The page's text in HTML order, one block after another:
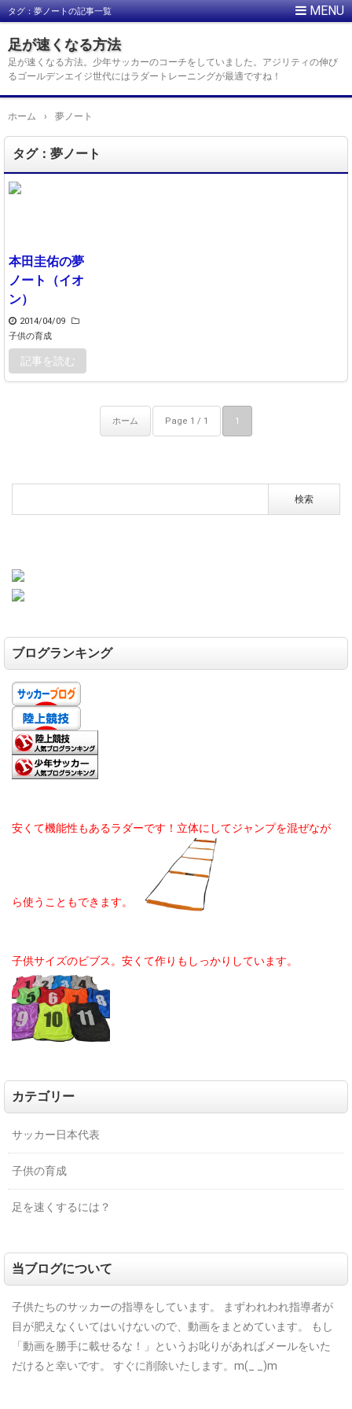
タグ：夢ノートの記事一覧
足が速くなる方法
足が速くなる方法。少年サッカーのコーチをしていました。アジリティの伸び
るゴールデンエイジ世代にはラダートレーニングが最適ですね！
ホーム › 夢ノート
タグ：夢ノート
本田圭佑の夢
ノート（イオ
ン）
2014/04/09
子供の育成
記事を読む
ホーム Page 1 / 1 1
ブログランキング
安くて機能性もあるラダーです！立体にしてジャンプを混ぜなが
ら使うこともできます。
子供サイズのビブス。安くて作りもしっかりしています。
カテゴリー
サッカー日本代表
子供の育成
足を速くするには？
当ブログについて
子供たちのサッカーの指導をしています。
まずわれわれ指導者が
目が肥えなくいてはいけないので、動画をまとめています。
もし
「動画を勝手に載せるな！」というお叱りがあればメールをいた
だけると幸いです。
すぐに削除いたします。m(_ _)m